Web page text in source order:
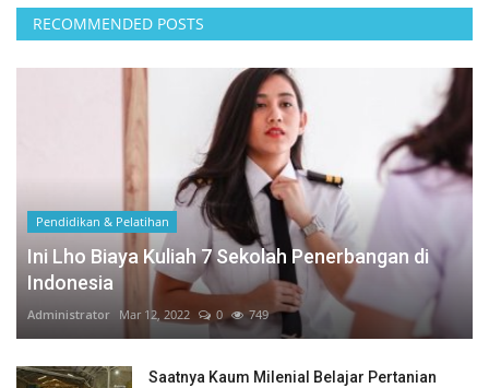
RECOMMENDED POSTS
Pendidikan & Pelatihan
Ini Lho Biaya Kuliah 7 Sekolah Penerbangan di
Indonesia
Administrator Mar 12, 2022 0 749
Saatnya Kaum Milenial Belajar Pertanian